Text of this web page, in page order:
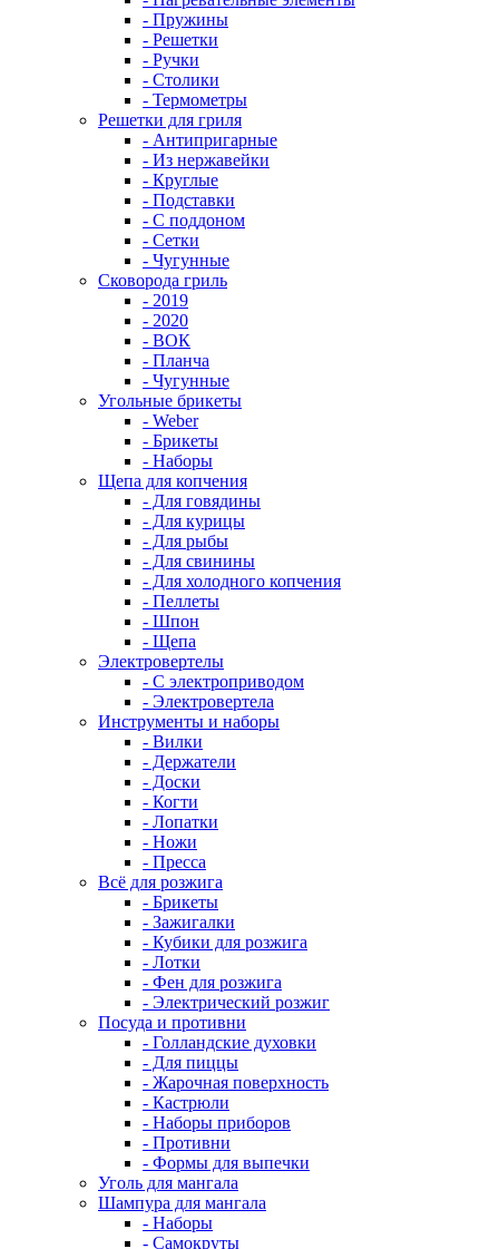
- Пружины
- Решетки
- Ручки
- Столики
- Термометры
Решетки для гриля
- Антипригарные
- Из нержавейки
- Круглые
- Подставки
- С поддоном
- Сетки
- Чугунные
Сковорода гриль
- 2019
- 2020
- ВОК
- Планча
- Чугунные
Угольные брикеты
- Weber
- Брикеты
- Наборы
Щепа для копчения
- Для говядины
- Для курицы
- Для рыбы
- Для свинины
- Для холодного копчения
- Пеллеты
- Шпон
- Щепа
Электровертелы
- С электроприводом
- Электровертела
Инструменты и наборы
- Вилки
- Держатели
- Доски
- Когти
- Лопатки
- Ножи
- Пресса
Всё для розжига
- Брикеты
- Зажигалки
- Кубики для розжига
- Лотки
- Фен для розжига
- Электрический розжиг
Посуда и противни
- Голландские духовки
- Для пиццы
- Жарочная поверхность
- Кастрюли
- Наборы приборов
- Противни
- Формы для выпечки
Уголь для мангала
Шампура для мангала
- Наборы
- Самокруты